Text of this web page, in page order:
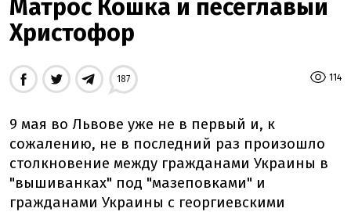
Матрос Кошка и пёсеглавый
Христофор
114
187
9 мая во Львове уже не в первый и, к
сожалению, не в последний раз произошло
столкновение между гражданами Украины в
"вышиванках" под "мазеповками" и
гражданами Украины с георгиевскими